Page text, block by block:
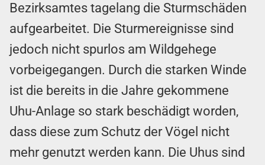
Bezirksamtes tagelang die Sturmschäden
aufgearbeitet. Die Sturmereignisse sind
jedoch nicht spurlos am Wildgehege
vorbeigegangen. Durch die starken Winde
ist die bereits in die Jahre gekommene
Uhu-Anlage so stark beschädigt worden,
dass diese zum Schutz der Vögel nicht
mehr genutzt werden kann. Die Uhus sind